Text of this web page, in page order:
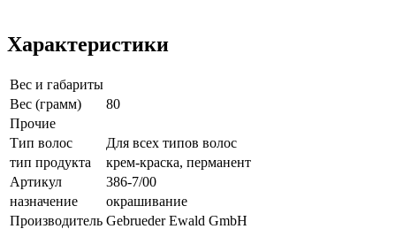
Характеристики
Вес и габариты
Вес (грамм)
80
Прочие
Тип волос
Для всех типов волос
тип продукта
крем-краска, перманент
Артикул
386-7/00
назначение
окрашивание
Производитель Gebrueder Ewald GmbH